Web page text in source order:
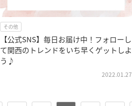
その他
【公式SNS】毎日お届け中！フォローし
て関西のトレンドをいち早くゲットしよ
う♪
2022.01.27